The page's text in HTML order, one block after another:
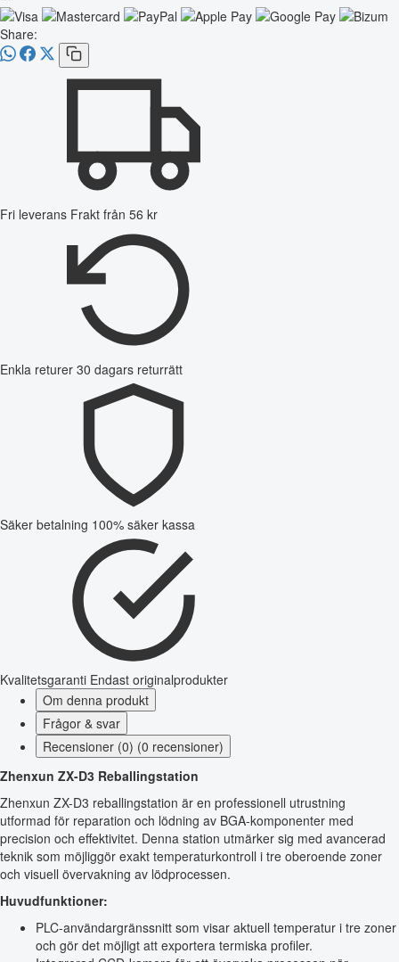
Share:
Fri leverans Frakt från 56 kr
Enkla returer 30 dagars returrätt
Säker betalning 100% säker kassa
Kvalitetsgaranti Endast originalprodukter
Om denna produkt
Frågor & svar
Recensioner (0) (0 recensioner)
Zhenxun ZX-D3 Reballingstation
Zhenxun ZX-D3 reballingstation är en professionell utrustning
utformad för reparation och lödning av BGA-komponenter med
precision och effektivitet. Denna station utmärker sig med avancerad
teknik som möjliggör exakt temperaturkontroll i tre oberoende zoner
och visuell övervakning av lödprocessen.
Huvudfunktioner:
PLC-användargränssnitt som visar aktuell temperatur i tre zoner
och gör det möjligt att exportera termiska profiler.